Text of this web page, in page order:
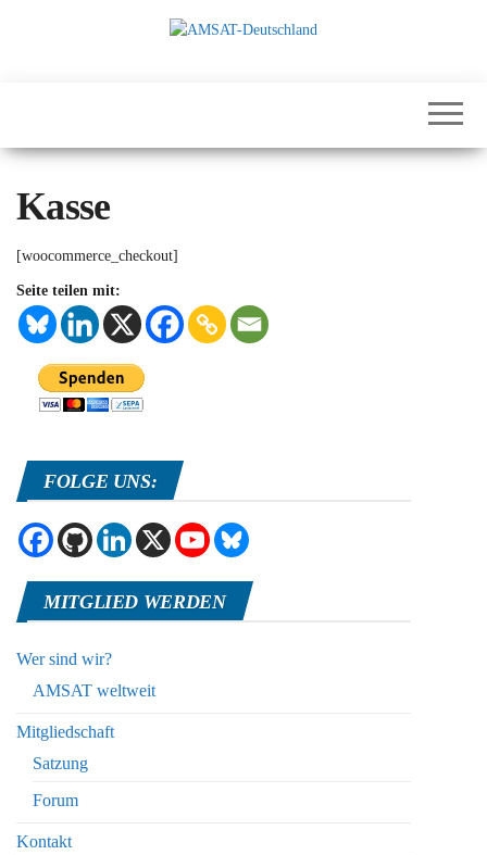
Education
Kasse
[woocommerce_checkout]
Seite teilen mit:
FOLGE UNS:
MITGLIED WERDEN
Wer sind wir?
AMSAT weltweit
Mitgliedschaft
Satzung
Forum
Kontakt